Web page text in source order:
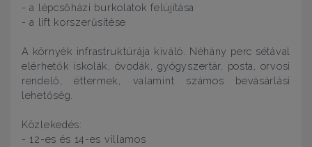
- a lépcsőházi burkolatok felújítása
- a lift korszerűsítése
A környék infrastruktúrája kiváló. Néhány perc sétával
elérhetők iskolák, óvodák, gyógyszertár, posta, orvosi
rendelő, éttermek, valamint számos bevásárlási
lehetőség.
Közlekedés:
- 12-es és 14-es villamos